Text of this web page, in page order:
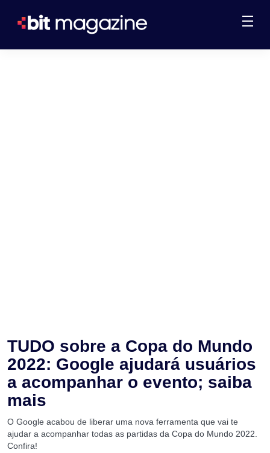
TUDO sobre a Copa do Mundo
2022: Google ajudará usuários
a acompanhar o evento; saiba
mais
O Google acabou de liberar uma nova ferramenta que vai te
ajudar a acompanhar todas as partidas da Copa do Mundo 2022.
Confira!